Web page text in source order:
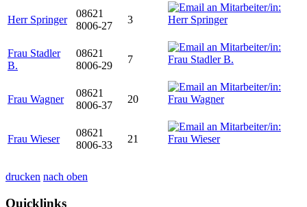
Herr Springer
08621
8006-27
3
Frau Stadler
B.
08621
8006-29
7
Frau Wagner
08621
8006-37
20
Frau Wieser
08621
8006-33
21
drucken nach oben
Quicklinks